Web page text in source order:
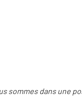
sommes dans une